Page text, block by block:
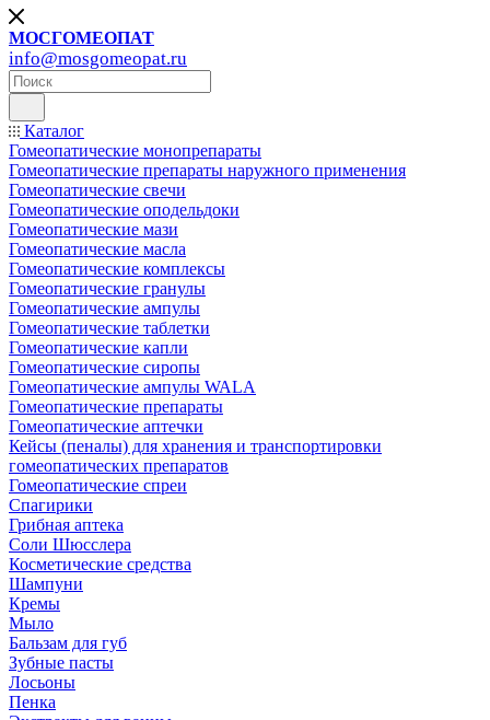
МОСГОМЕОПАТ
info@mosgomeopat.ru
Каталог
Гомеопатические монопрепараты
Гомеопатические препараты наружного применения
Гомеопатические свечи
Гомеопатические оподельдоки
Гомеопатические мази
Гомеопатические масла
Гомеопатические комплексы
Гомеопатические гранулы
Гомеопатические ампулы
Гомеопатические таблетки
Гомеопатические капли
Гомеопатические сиропы
Гомеопатические ампулы WALA
Гомеопатические препараты
Гомеопатические аптечки
Кейсы (пеналы) для хранения и транспортировки
гомеопатических препаратов
Гомеопатические спреи
Спагирики
Грибная аптека
Соли Шюсслера
Косметические средства
Шампуни
Кремы
Мыло
Бальзам для губ
Зубные пасты
Лосьоны
Пенка